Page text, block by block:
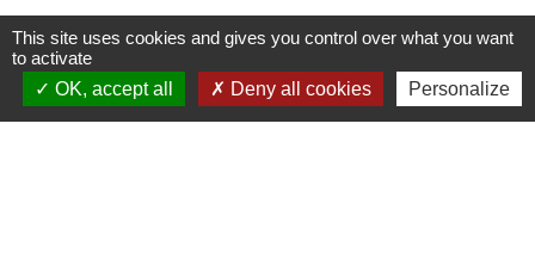
Contacts
Commune de la Touche
This site uses cookies and gives you control over what you want
to activate
OK, accept all
Deny all cookies Personalize